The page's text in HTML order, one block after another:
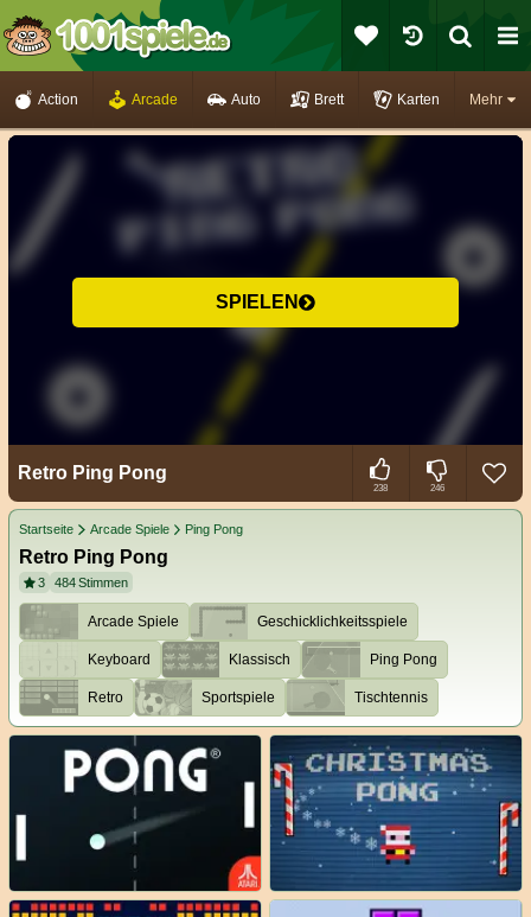
Mehr
Action Arcade Auto Brett Karten
SPIELEN
Retro Ping Pong
238 246
Startseite Arcade Spiele Ping Pong
Retro Ping Pong
3 484Stimmen
Arcade Spiele Geschicklichkeitsspiele
Keyboard Klassisch Ping Pong
Retro Sportspiele Tischtennis